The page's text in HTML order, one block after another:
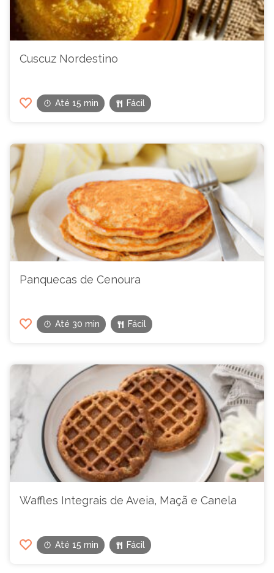
Cuscuz Nordestino
Até 15 min Fácil
Panquecas de Cenoura
Até 30 min Fácil
Waffles Integrais de Aveia, Maçã e Canela
Até 15 min Fácil